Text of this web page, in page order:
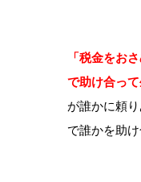
「税金をお
で助け合って
が誰かに頼
で誰かを助け